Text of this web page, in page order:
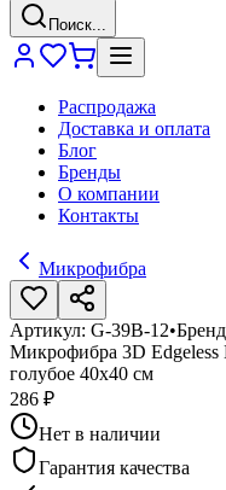
Поиск...
Распродажа
Доставка и оплата
Блог
Бренды
О компании
Контакты
Микрофибра
Артикул: G-39B-12•
Микрофибра 3D
голубое 40х40 см
286 ₽
Нет в наличии
Гарантия качества